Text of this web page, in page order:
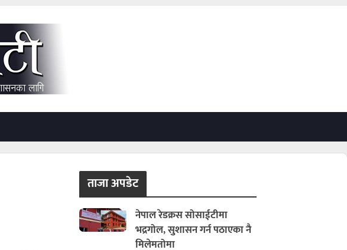
ताजा अपडेट
नेपाल रेडक्रस सोसाईटीमा
भद्रगोल, सुशासन गर्न पठाएका नै
मिलेमतोमा